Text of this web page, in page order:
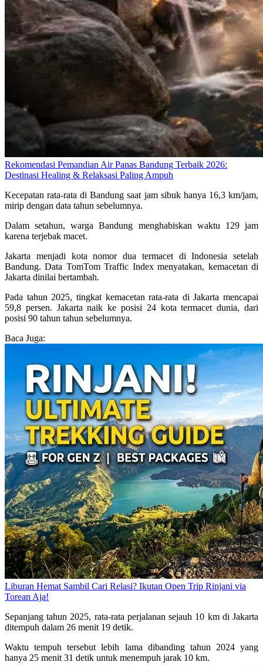
Rekomendasi Pemandian Air Panas Bandung Terbaik 2026:
Destinasi Healing & Relaksasi Paling Ampuh
Kecepatan rata-rata di Bandung saat jam sibuk hanya 16,3 km/jam,
mirip dengan data tahun sebelumnya.
Dalam setahun, warga Bandung menghabiskan waktu 129 jam
karena terjebak macet.
Jakarta menjadi kota nomor dua termacet di Indonesia setelah
Bandung. Data TomTom Traffic Index menyatakan, kemacetan di
Jakarta dinilai bertambah.
Pada tahun 2025, tingkat kemacetan rata-rata di Jakarta mencapai
59,8 persen. Jakarta naik ke posisi 24 kota termacet dunia, dari
posisi 90 tahun tahun sebelumnya.
Baca Juga:
Liburan Hemat Sambil Cari Relasi? Ikutan Open Trip Rinjani via
Torean Aja!
Sepanjang tahun 2025, rata-rata perjalanan sejauh 10 km di Jakarta
ditempuh dalam 26 menit 19 detik.
Waktu tempuh tersebut lebih lama dibanding tahun 2024 yang
hanya 25 menit 31 detik untuk menempuh jarak 10 km.